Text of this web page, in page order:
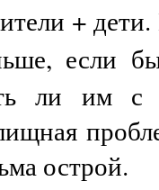
+
если
ли им с
острой.